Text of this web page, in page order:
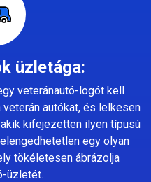
üzletága:
veteránautó-logót kell
autókat, és lelkesen
kifejezetten ilyen típusú
egy olyan
tökéletesen ábrázolja
üzletét.